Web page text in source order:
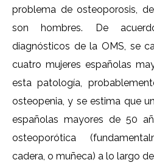
problema de osteoporosis,
son hombres. De
diagnósticos de la OMS, se
cuatro mujeres españolas
esta patología,
osteopenia, y se estima que
españolas mayores de 50
osteoporótica
cadera, o muñeca) a lo largo